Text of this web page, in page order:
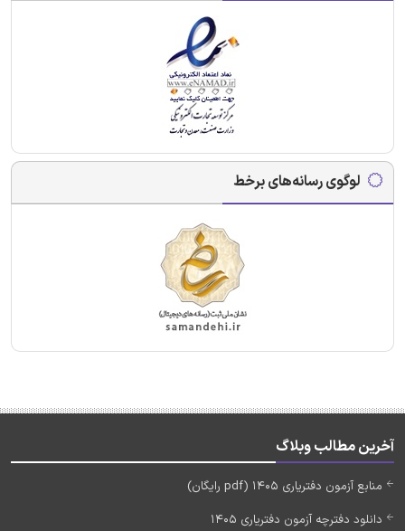
لوگوی رسانه‌های برخط
آخرین مطالب وبلاگ
منابع آزمون دفتریاری 1405 (pdf رایگان)
دانلود دفترچه آزمون دفتریاری 1405